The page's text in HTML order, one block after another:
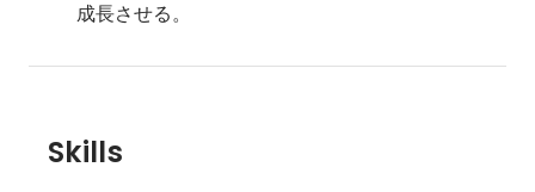
成長させる。
Skills